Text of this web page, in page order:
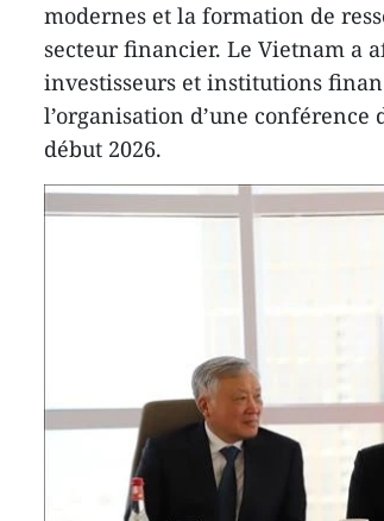
modernes et la formation de
secteur financier. Le Vietnam a
investisseurs et institutions
l’organisation d’une conférence
début 2026.